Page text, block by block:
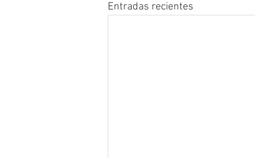
Entradas recientes